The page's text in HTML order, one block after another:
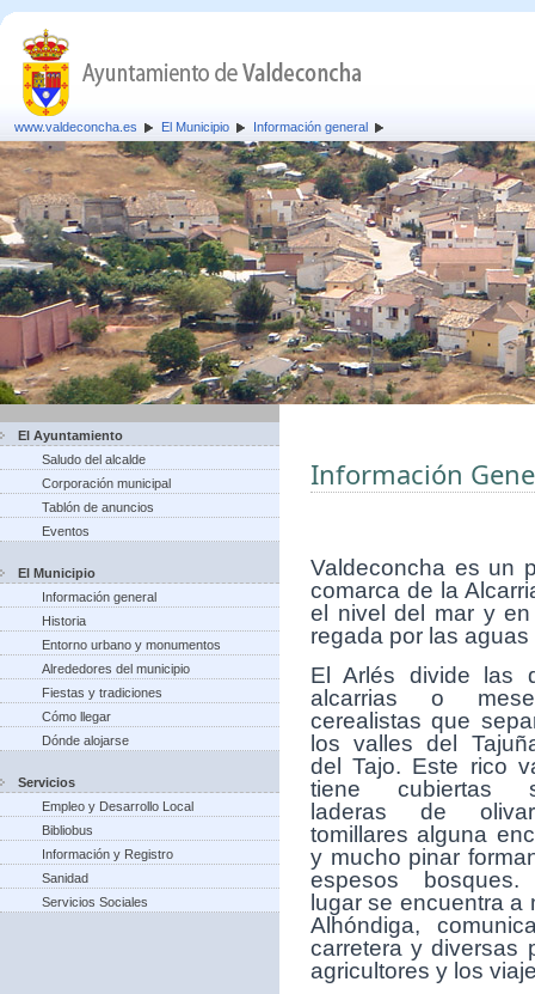
www.valdeconcha.es El Municipio Información general
El Ayuntamiento
Saludo del alcalde
Corporación municipal
Tablón de anuncios
Eventos
El Municipio
Información general
Historia
Entorno urbano y monumentos
Alrededores del municipio
Fiestas y tradiciones
Cómo llegar
Dónde alojarse
Servicios
Empleo y Desarrollo Local
Bibliobus
Información y Registro
Sanidad
Servicios Sociales
Información
Valdeconcha es un
comarca de la
el nivel del mar y
regada por las aguas
El Arlés divide las
alcarrias o
cerealistas que
los valles del
del Tajo. Este rico
tiene cubiertas
laderas de
tomillares alguna
y mucho pinar
espesos
lugar se encuentra a
Alhóndiga,
carretera y diversas
agricultores y los